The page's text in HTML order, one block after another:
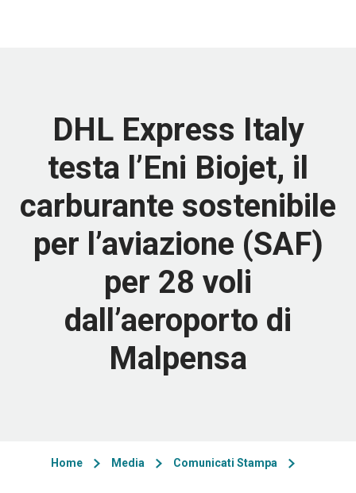
DHL Express Italy
testa l’Eni Biojet, il
carburante sostenibile
per l’aviazione (SAF)
per 28 voli
dall’aeroporto di
Malpensa
Home Media Comunicati Stampa